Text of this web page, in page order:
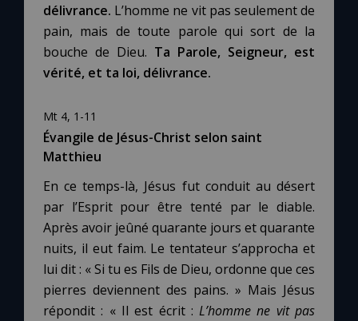
délivrance. L’homme ne vit pas seulement de
pain, mais de toute parole qui sort de la
bouche de Dieu. Ta Parole, Seigneur, est
vérité, et ta loi, délivrance.
Mt 4, 1-11
Évangile de Jésus-Christ selon saint
Matthieu
En ce temps-là, Jésus fut conduit au désert
par l’Esprit pour être tenté par le diable.
Après avoir jeûné quarante jours et quarante
nuits, il eut faim. Le tentateur s’approcha et
lui dit : « Si tu es Fils de Dieu, ordonne que ces
pierres deviennent des pains. » Mais Jésus
répondit : « Il est écrit :L’homme ne vit pas